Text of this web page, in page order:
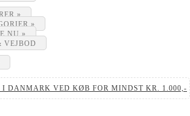
»
»
NU »
I DANMARK VED KØB FOR MINDST KR. 1.000,-